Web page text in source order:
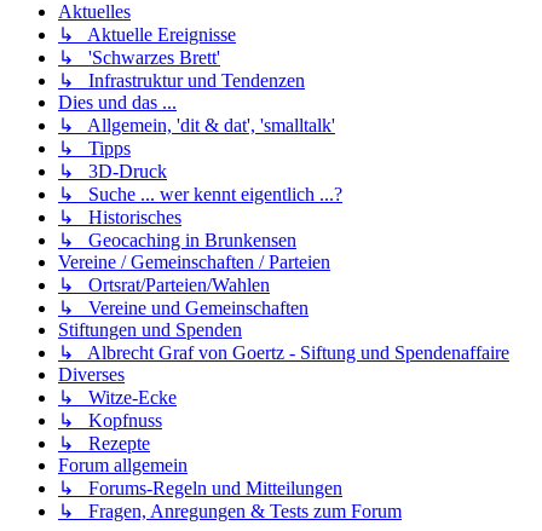
Aktuelles
↳ Aktuelle Ereignisse
↳ 'Schwarzes Brett'
↳ Infrastruktur und Tendenzen
Dies und das ...
↳ Allgemein, 'dit & dat', 'smalltalk'
↳ Tipps
↳ 3D-Druck
↳ Suche ... wer kennt eigentlich ...?
↳ Historisches
↳ Geocaching in Brunkensen
Vereine / Gemeinschaften / Parteien
↳ Ortsrat/Parteien/Wahlen
↳ Vereine und Gemeinschaften
Stiftungen und Spenden
↳ Albrecht Graf von Goertz - Siftung und Spendenaffaire
Diverses
↳ Witze-Ecke
↳ Kopfnuss
↳ Rezepte
Forum allgemein
↳ Forums-Regeln und Mitteilungen
↳ Fragen, Anregungen & Tests zum Forum